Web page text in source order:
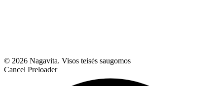
© 2026 Nagavita. Visos teisės saugomos
Cancel Preloader